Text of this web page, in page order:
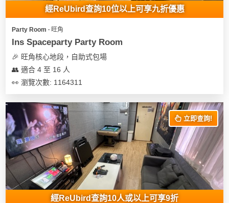
經ReUbird查詢10位以上可享九折優惠
Party Room ∙ 旺角
Ins Spaceparty Party Room
🎉 旺角核心地段，自助式包場
👥 適合 4 至 16 人
👀 瀏覽次數: 1164311
立即查詢!
經ReUbird查詢10人或以上可享9折